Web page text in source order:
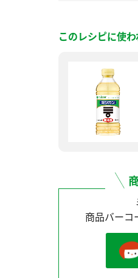
このレシピに使
商品バーコ